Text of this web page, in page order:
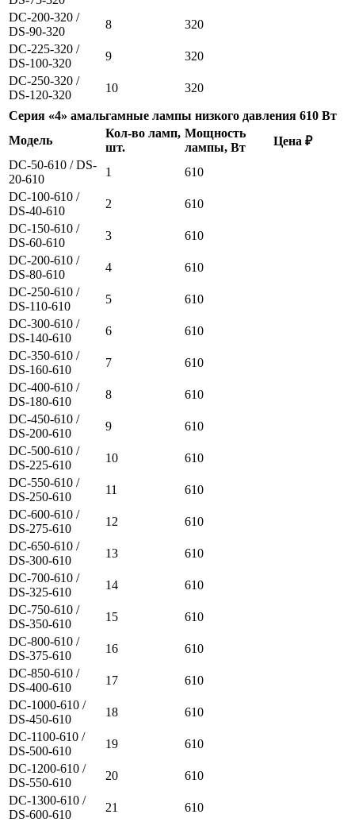
DC-200-320 /
DS-90-320
8
320
DC-225-320 /
DS-100-320
9
320
DC-250-320 /
DS-120-320
10 320
Серия «4» амальгамные лампы низкого давления 610 Вт
Модель
Кол-во ламп,
шт.
Мощность
лампы, Вт
Цена ₽
DC-50-610 / DS-
20-610
1
610
DC-100-610 /
DS-40-610
2
610
DC-150-610 /
DS-60-610
3
610
DC-200-610 /
DS-80-610
4
610
DC-250-610 /
DS-110-610
5
610
DC-300-610 /
DS-140-610
6
610
DC-350-610 /
DS-160-610
7
610
DC-400-610 /
DS-180-610
8
610
DC-450-610 /
DS-200-610
9
610
DC-500-610 /
DS-225-610
10
610
DC-550-610 /
DS-250-610
11
610
DC-600-610 /
DS-275-610
12
610
DC-650-610 /
DS-300-610
13
610
DC-700-610 /
DS-325-610
14
610
DC-750-610 /
DS-350-610
15
610
DC-800-610 /
DS-375-610
16
610
DC-850-610 /
DS-400-610
17
610
DC-1000-610 /
DS-450-610
18
610
DC-1100-610 /
DS-500-610
19
610
DC-1200-610 /
DS-550-610
20
610
DC-1300-610 /
DS-600-610
21
610